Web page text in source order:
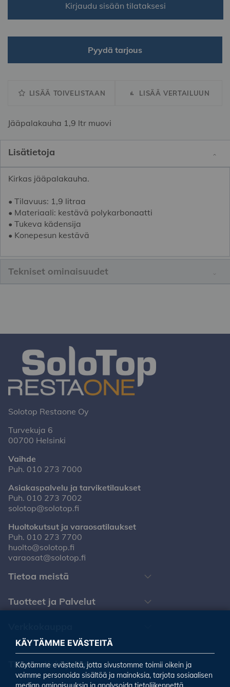
Kirjaudu sisään tilataksesi
Pyydä tarjous
LISÄÄ TOIVELISTAAN LISÄÄ VERTAILUUN
Jääpalakauha 1,9 ltr muovi
Lisätietoja
Kirkas jääpalakauha.
• Tilavuus: 1,9 litraa
• Materiaali: kestävä polykarbonaatti
• Tukeva kädensija
• Konepesun kestävä
Tekniset ominaisuudet
Solotop Restaone Oy
Turvekuja 6
00700 Helsinki
Vaihde
Puh. 010 273 7000
Asiakaspalvelu ja tarviketilaukset
Puh. 010 273 7002
solotop@solotop.fi
Huoltokutsut ja varaosatilaukset
Puh. 010 273 7700
huolto@solotop.fi
varaosat@solotop.fi
Tietoa meistä
Tuotteet ja Palvelut
Tilaa uutiskirjeemme
KÄYTÄMME EVÄSTEITÄ
Käytämme evästeitä, jotta sivustomme toimii oikein ja
voimme personoida sisältöä ja mainoksia, tarjota sosiaalisen